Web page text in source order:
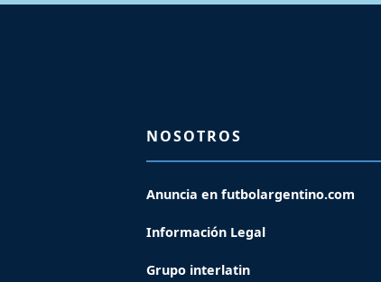
NOSOTROS
Anuncia en futbolargentino.com
Información Legal
Grupo interlatin